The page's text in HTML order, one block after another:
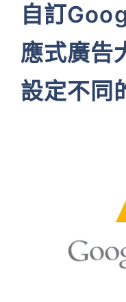
自訂
應式廣告
設定不同